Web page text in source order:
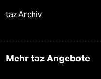
taz Archiv
Mehr taz Angebote